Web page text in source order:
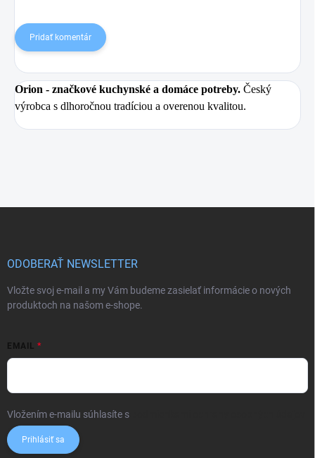
Pridať komentár
Orion - značkové kuchynské a domáce potreby. Český
výrobca s dlhoročnou tradíciou a overenou kvalitou.
ODOBERAŤ NEWSLETTER
Vložte svoj e-mail a my Vám budeme zasielať informácie o nových
produktoch na našom e-shope.
EMAIL
Vložením e-mailu súhlasíte s
Prihlásiť sa